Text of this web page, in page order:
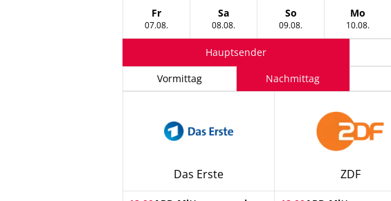
Freitag, 07 August
Fr
07.08. Samstag, 08 August
Sa
08.08. Sonntag, 09 August
So
09.08.
Mo
10.08.
Hauptsender
Vormittag
Nachmittag
Das Erste ZDF